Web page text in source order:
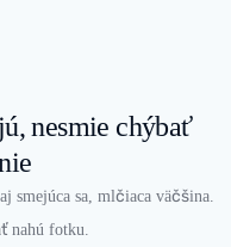
nesmie chýbať
smejúca sa, mlčiaca väčšina.
nahú fotku.